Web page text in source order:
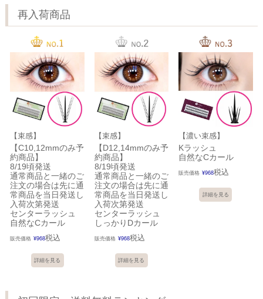
再入荷商品
【束感】
【C10,12mmのみ予
約商品】
8/19頃発送
通常商品と一緒のご
注文の場合は先に通
常商品を当日発送し
入荷次第発送
センターラッシュ
自然なCカール
販売価格 ¥968税込
詳細を見る
【束感】
【D12,14mmのみ予
約商品】
8/19頃発送
通常商品と一緒のご
注文の場合は先に通
常商品を当日発送し
入荷次第発送
センターラッシュ
しっかりDカール
販売価格 ¥968税込
詳細を見る
【濃い束感】
Kラッシュ
自然なCカール
販売価格 ¥968税込
詳細を見る